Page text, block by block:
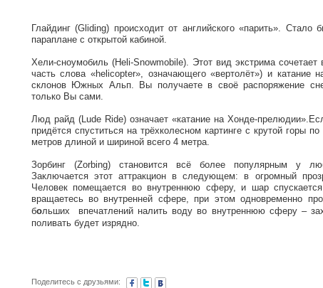
Глайдинг (Gliding) происходит от английского «парить».
параплане с открытой кабиной.
Хели-сноумобиль (Heli-Snowmobile). Этот вид экстрима
часть слова «helicopter», означающего «вертолёт») и катание
склонов Южных Альп. Вы получаете в своё распоряжение
только Вы сами.
Люд райд (Lude Ride) означает «катание на Хонде-
придётся спуститься на трёхколесном картинге с крутой горы
метров длиной и шириной всего 4 метра.
Зорбинг (Zorbing) становится всё более популярным у
Заключается этот аттракцион в следующем: в огромный
Человек помещается во внутреннюю сферу, и шар
вращаетесь во внутренней сфере, при этом одновременно
больших впечатлений налить воду во внутреннюю сферу –
поливать будет изрядно.
Поделитесь с друзьями: